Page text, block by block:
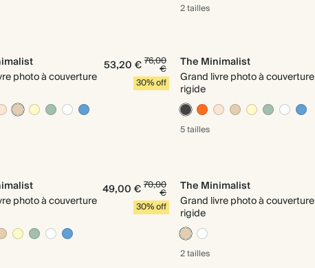
2 tailles
photo à couverture
53,20 €76,00
€
30% off
The Minimalist
Grand livre photo à couverture
rigide
5 tailles
photo à couverture
49,00 €70,00
€
30% off
The Minimalist
Grand livre photo à couverture
rigide
2 tailles